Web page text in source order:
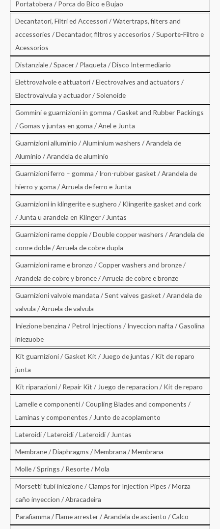
Portatobera / Porca do Bico e Bujao
Decantatori, Filtri ed Accessori / Watertraps, filters and
accessories / Decantador, filtros y accesorios / Suporte-Filtro e
Acessorios
Distanziale / Spacer / Plaqueta / Disco Intermediario
Elettrovalvole e attuatori / Electrovalves and actuators /
Electrovalvula y actuador / Solenoide
Gommini e guarnizioni in gomma / Gasket and Rubber Packings
/ Gomas y juntas en goma / Anel e Junta
Guarnizioni alluminio / Aluminium washers / Arandela de
Aluminio / Arandela de aluminio
Guarnizioni ferro – gomma / Iron-rubber gasket / Arandela de
hierro y goma / Arruela de ferro e Junta
Guarnizioni in klingerite e sughero / Klingerite gasket and cork
/ Junta u arandela en Klinger / Juntas
Guarnizioni rame doppie / Double copper washers / Arandela de
conre doble / Arruela de cobre dupla
Guarnizioni rame e bronzo / Copper washers and bronze /
Arandela de cobre y bronce / Arruela de cobre e bronze
Guarnizioni valvole mandata / Sent valves gasket / Arandela de
valvula / Arruela de valvula
Iniezione benzina / Petrol Injections / Inyeccion nafta / Gasolina
iniezuobe
Kit guarnizioni / Gasket Kit / Juego de juntas / Kit de reparo
junta
Kit riparazioni / Repair Kit / Juego de reparacion / Kit de reparo
Lamelle e componenti / Coupling Blades and components /
Laminas y componentes / Junto de acoplamento
Lateroidi / Lateroidi / Lateroidi / Juntas
Membrane / Diaphragms / Membrana / Membrana
Molle / Springs / Resorte / Mola
Morsetti tubi iniezione / Clamps for Injection Pipes / Morza
caño inyeccion / Abracadeira
Parafiamma / Flame arrester / Arandela de asciento / Calco